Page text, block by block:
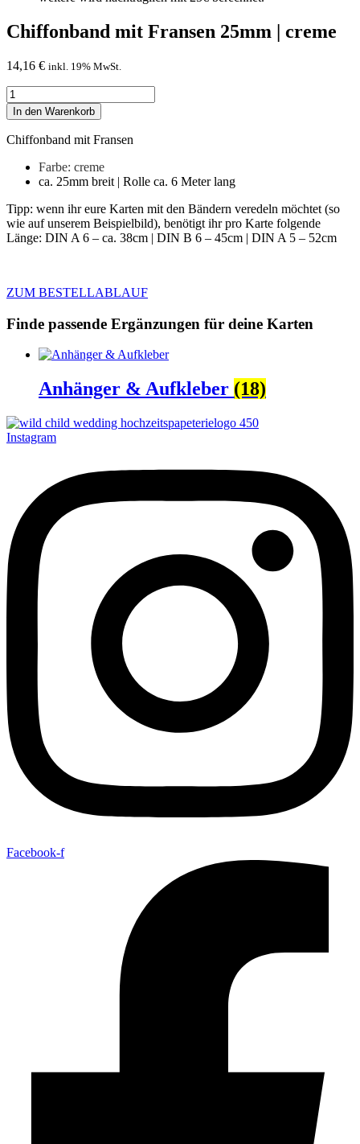
Chiffonband mit Fransen 25mm | creme
14,16 € inkl. 19% MwSt.
Chiffonband
mit
Fransen
25mm
creme
Menge
In den Warenkorb
Chiffonband mit Fransen
Farbe: creme
ca. 25mm breit | Rolle ca. 6 Meter lang
Tipp: wenn ihr eure Karten mit den Bändern veredeln möchtet (so
wie auf unserem Beispielbild), benötigt ihr pro Karte folgende
Länge: DIN A 6 – ca. 38cm | DIN B 6 – 45cm | DIN A 5 – 52cm
ZUM BESTELLABLAUF
Finde passende Ergänzungen für deine Karten
Anhänger & Aufkleber (18)
Instagram
Facebook-f